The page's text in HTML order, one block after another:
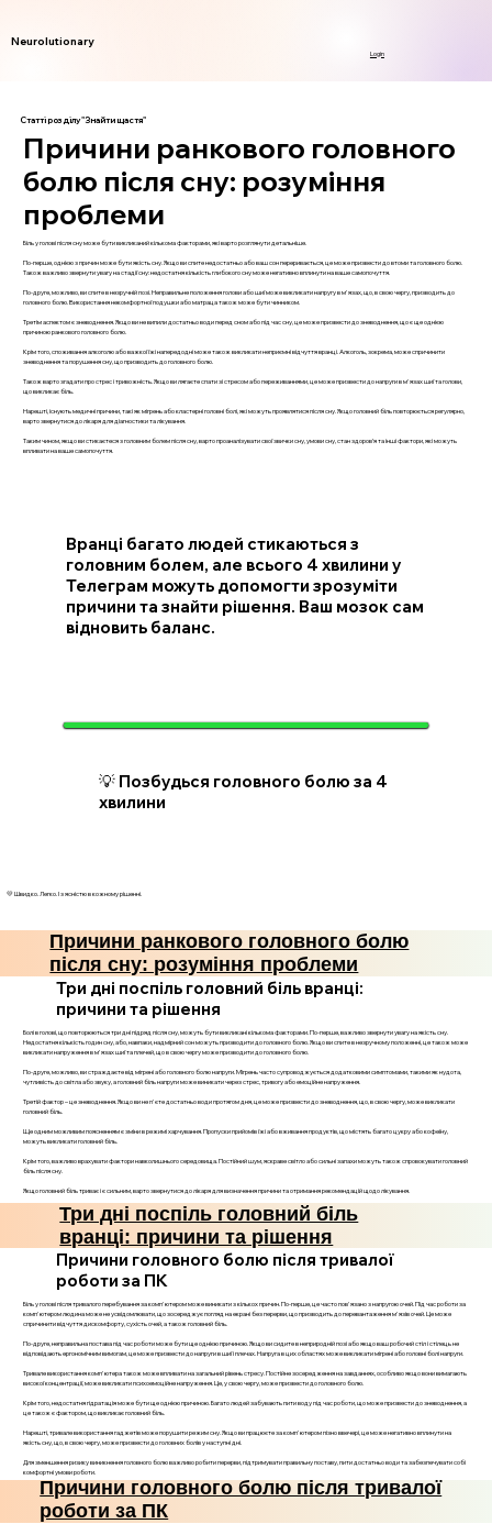
Neurolutionary
Login
Статті розділу "Знайти щастя"
Причини ранкового головного
болю після сну: розуміння
проблеми
Біль у голові після сну може бути викликаний кількома факторами, які варто розглянути детальніше.
По-перше, однією з причин може бути якість сну. Якщо ви спите недостатньо або ваш сон переривається, це може призвести до втоми та головного болю.
Також важливо звернути увагу на стадії сну: недостатня кількість глибокого сну може негативно вплинути на ваше самопочуття.
По-друге, можливо, ви спите в незручній позі. Неправильне положення голови або шиї може викликати напругу в м'язах, що, в свою чергу, призводить до
головного болю. Використання некомфортної подушки або матраца також може бути чинником.
Третім аспектом є зневоднення. Якщо ви не випили достатньо води перед сном або під час сну, це може призвести до зневоднення, що є ще однією
причиною ранкового головного болю.
Крім того, споживання алкоголю або важкої їжі напередодні може також викликати неприємні відчуття вранці. Алкоголь, зокрема, може спричинити
зневоднення та порушення сну, що призводить до головного болю.
Також варто згадати про стрес і тривожність. Якщо ви лягаєте спати зі стресом або переживаннями, це може призвести до напруги в м'язах шиї та голови,
що викликає біль.
Нарешті, існують медичні причини, такі як мігрень або кластерні головні болі, які можуть проявлятися після сну. Якщо головний біль повторюється регулярно,
варто звернутися до лікаря для діагностики та лікування.
Таким чином, якщо ви стикаєтеся з головним болем після сну, варто проаналізувати свої звички сну, умови сну, стан здоров’я та інші фактори, які можуть
впливати на ваше самопочуття.
Вранці багато людей стикаються з
головним болем, але всього 4 хвилини у
Телеграм можуть допомогти зрозуміти
причини та знайти рішення. Ваш мозок сам
відновить баланс.
💡 Позбудься головного болю за 4
хвилини
💛 Швидко. Легко. І з ясністю в кожному рішенні.
Причини ранкового головного болю
після сну: розуміння проблеми
Три дні поспіль головний біль вранці:
причини та рішення
Болі в голові, що повторюються три дні підряд після сну, можуть бути викликані кількома факторами. По-перше, важливо звернути увагу на якість сну.
Недостатня кількість годин сну, або, навпаки, надмірний сон можуть призводити до головного болю. Якщо ви спите в незручному положенні, це також може
викликати напруження в м'язах шиї та плечей, що в свою чергу може призводити до головного болю.
По-друге, можливо, ви страждаєте від мігрені або головного болю напруги. Мігрень часто супроводжується додатковими симптомами, такими як нудота,
чутливість до світла або звуку, а головний біль напруги може виникати через стрес, тривогу або емоційне напруження.
Третій фактор – це зневоднення. Якщо ви не п'єте достатньо води протягом дня, це може призвести до зневоднення, що, в свою чергу, може викликати
головний біль.
Ще одним можливим поясненням є зміни в режимі харчування. Пропуски прийомів їжі або вживання продуктів, що містять багато цукру або кофеїну,
можуть викликати головний біль.
Крім того, важливо врахувати фактори навколишнього середовища. Постійний шум, яскраве світло або сильні запахи можуть також спровокувати головний
біль після сну.
Якщо головний біль триває і є сильним, варто звернутися до лікаря для визначення причини та отримання рекомендацій щодо лікування.
Три дні поспіль головний біль
вранці: причини та рішення
Причини головного болю після тривалої
роботи за ПК
Біль у голові після тривалого перебування за комп'ютером може виникати з кількох причин. По-перше, це часто пов'язано з напругою очей. Під час роботи за
комп'ютером людина може не усвідомлювати, що зосереджує погляд на екрані без перерви, що призводить до перевантаження м'язів очей. Це може
спричинити відчуття дискомфорту, сухість очей, а також головний біль.
По-друге, неправильна постава під час роботи може бути ще однією причиною. Якщо ви сидите в неприродній позі або якщо ваш робочий стіл і стілець не
відповідають ергономічним вимогам, це може призвести до напруги в шиї і плечах. Напруга в цих областях може викликати мігрені або головні болі напруги.
Тривале використання комп'ютера також може впливати на загальний рівень стресу. Постійне зосередження на завданнях, особливо якщо вони вимагають
високої концентрації, може викликати психоемоційне напруження. Це, у свою чергу, може призвести до головного болю.
Крім того, недостатня гідратація може бути ще однією причиною. Багато людей забувають пити воду під час роботи, що може призвести до зневоднення, а
це також є фактором, що викликає головний біль.
Нарешті, тривале використання гаджетів може порушити режим сну. Якщо ви працюєте за комп'ютером пізно ввечері, це може негативно вплинути на
якість сну, що, в свою чергу, може призвести до головних болів у наступні дні.
Для зменшення ризику виникнення головного болю важливо робити перерви, підтримувати правильну поставу, пити достатньо води та забезпечувати собі
комфортні умови роботи.
Причини головного болю після тривалої
роботи за ПК